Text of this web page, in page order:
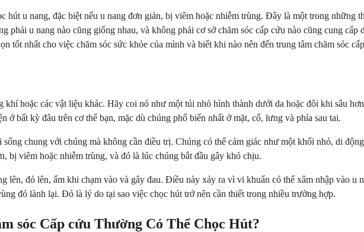
hút u nang, đặc biệt nếu u nang đơn giản, bị viêm hoặc nhiễm trùng. Đây là một trong những
phải u nang nào cũng giống nhau, và không phải cơ sở chăm sóc cấp cứu nào cũng cung
tốt nhất cho việc chăm sóc sức khỏe của mình và biết khi nào nên đến trung tâm chăm sóc
hoặc các vật liệu khác. Hãy coi nó như một túi nhỏ hình thành dưới da hoặc đôi khi sâu
ở bất kỳ đâu trên cơ thể bạn, mặc dù chúng phổ biến nhất ở mặt, cổ, lưng và phía sau tai.
chung với chúng mà không cần điều trị. Chúng có thể cảm giác như một khối nhỏ, di
bị viêm hoặc nhiễm trùng, và đó là lúc chúng bắt đầu gây khó chịu.
lên, đỏ lên, ấm khi chạm vào và gây đau. Điều này xảy ra vì vi khuẩn có thể xâm nhập vào u
đó lành lại. Đó là lý do tại sao việc chọc hút trở nên cần thiết trong nhiều trường hợp.
sóc Cấp cứu Thường Có Thể Chọc Hút?